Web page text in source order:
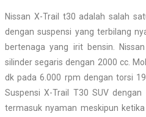
Nissan X-Trail t30 adalah salah
dengan suspensi yang terbilang
bertenaga yang irit bensin.
silinder segaris dengan 2000 cc.
dk pada 6.000 rpm dengan torsi
Suspensi X-Trail T30 SUV
termasuk nyaman meskipun